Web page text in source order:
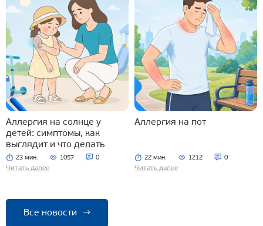
Аллергия на солнце у
детей: симптомы, как
выглядит и что делать
23 мин. 1057 0
Читать далее
Аллергия на пот
22 мин. 1212 0
Читать далее
Все новости →